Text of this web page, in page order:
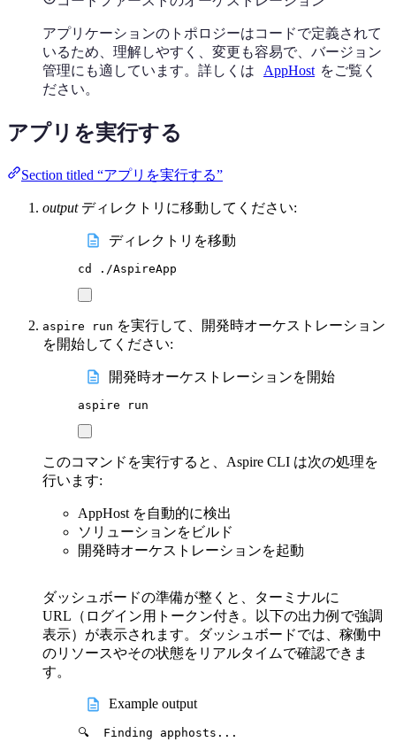
アプリケーションのトポロジーはコードで定義されて
いるため、理解しやすく、変更も容易で、バージョン
管理にも適しています。詳しくは
AppHost をご覧く
ださい。
アプリを実行する
Section titled “アプリを実行する”
outputディレクトリに移動してください:
ディレクトリを移動
cd ./AspireApp
aspire run を実行して、開発時オーケストレーション
を開始してください:
開発時オーケストレーションを開始
aspire run
このコマンドを実行すると、Aspire CLI は次の処理を
行います:
AppHost を自動的に検出
ソリューションをビルド
開発時オーケストレーションを起動
ダッシュボードの準備が整くと、ターミナルに
URL（ログイン用トークン付き。以下の出力例で強調
表示）が表示されます。ダッシュボードでは、稼働中
のリソースやその状態をリアルタイムで確認できま
す。
Example output
🔍 Finding
apphosts...